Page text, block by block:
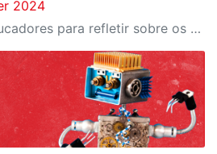
2024
O encontro reuniu educadores para refletir sobre os desafios e as transformações da educação em tempos de inovação tecnológica